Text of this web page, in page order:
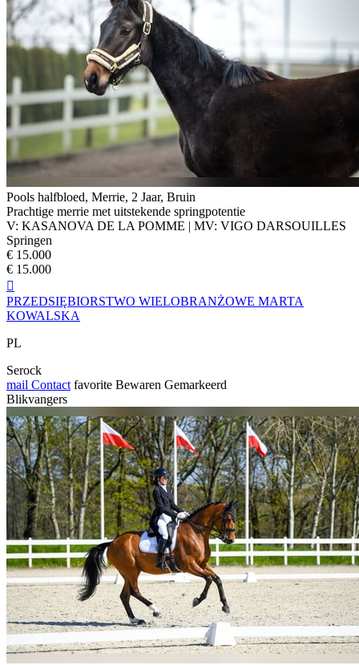
Pools halfbloed, Merrie, 2 Jaar, Bruin
Prachtige merrie met uitstekende springpotentie
V: KASANOVA DE LA POMME | MV: VIGO DARSOUILLES
Springen
€ 15.000
€ 15.000

PRZEDSIĘBIORSTWO WIELOBRANŻOWE MARTA
KOWALSKA
PL
Serock
mail Contact favorite Bewaren Gemarkeerd
Blikvangers